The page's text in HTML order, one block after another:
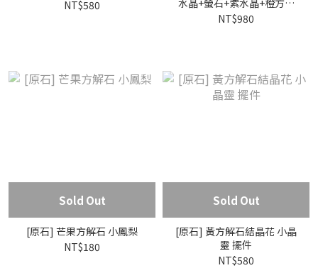
NT$580
水晶+螢石+紫水晶+橙方解
石花 小晶靈
NT$980
Sold Out
[原石] 芒果方解石 小鳳梨
NT$180
Sold Out
[原石] 黃方解石結晶花 小晶
靈 擺件
NT$580